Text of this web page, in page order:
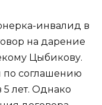
инвалид в
на дарение
Цыбикову.
по соглашению
5 лет. Однако